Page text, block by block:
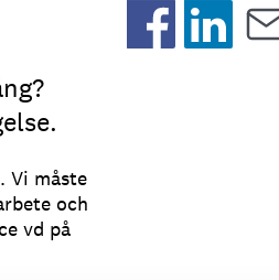
Vi måste
och
vd på